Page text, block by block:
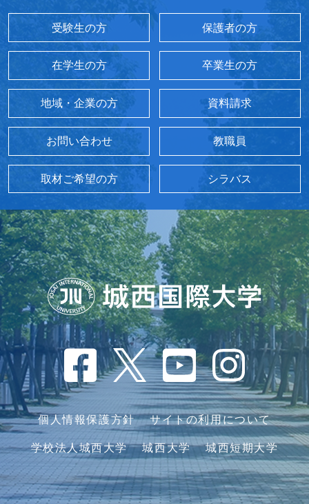
受験生の方 保護者の方
在学生の方 卒業生の方
地域・企業の方 資料請求
お問い合わせ 教職員
取材ご希望の方 シラバス
個人情報保護方針 サイトの利用について
学校法人城西大学 城西大学 城西短期大学